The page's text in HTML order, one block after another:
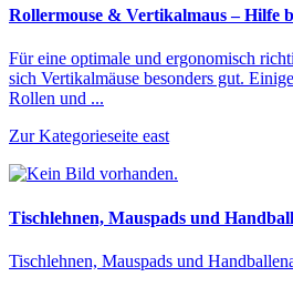
Rollermouse & Vertikalmaus – Hilfe
Für eine optimale und ergonomisch
sich Vertikalmäuse besonders gut.
Rollen und ...
Zur Kategorieseite east
Tischlehnen, Mauspads und
Tischlehnen, Mauspads und